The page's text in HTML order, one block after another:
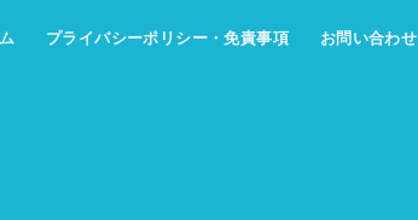
プライバシーポリシー・免責事項 お問い合わせ